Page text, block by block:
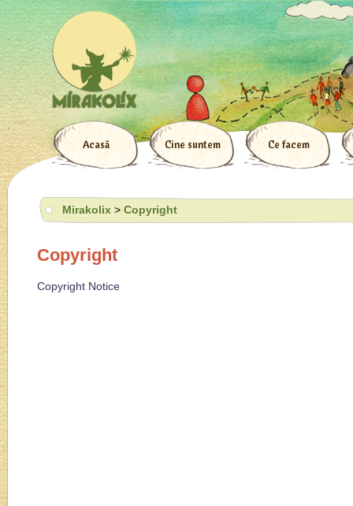
Acasă Cine suntem Ce facem
Mirakolix > Copyright
Copyright
Copyright Notice